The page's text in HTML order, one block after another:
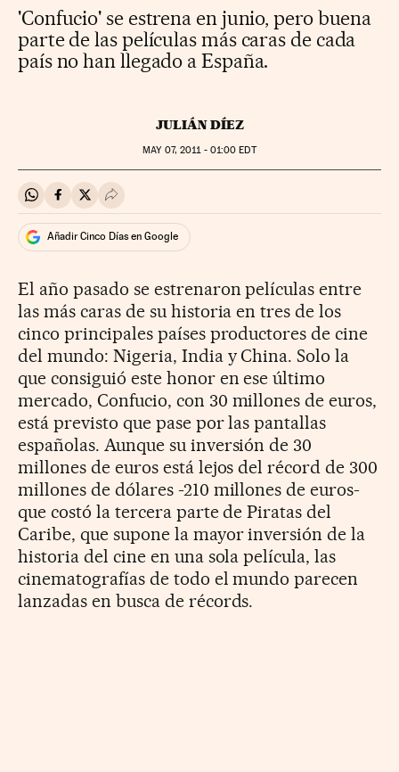
'Confucio' se estrena en junio, pero buena
parte de las películas más caras de cada
país no han llegado a España.
JULIÁN DÍEZ
MAY07, 2011 - 01:00 EDT
Compartir en Whatsapp
Compartir en Facebook
Compartir en Twitter
Desplegar Redes Sociales
Añadir Cinco Días en Google
El año pasado se estrenaron películas entre
las más caras de su historia en tres de los
cinco principales países productores de cine
del mundo: Nigeria, India y China. Solo la
que consiguió este honor en ese último
mercado, Confucio, con 30 millones de euros,
está previsto que pase por las pantallas
españolas. Aunque su inversión de 30
millones de euros está lejos del récord de 300
millones de dólares -210 millones de euros-
que costó la tercera parte de Piratas del
Caribe, que supone la mayor inversión de la
historia del cine en una sola película, las
cinematografías de todo el mundo parecen
lanzadas en busca de récords.